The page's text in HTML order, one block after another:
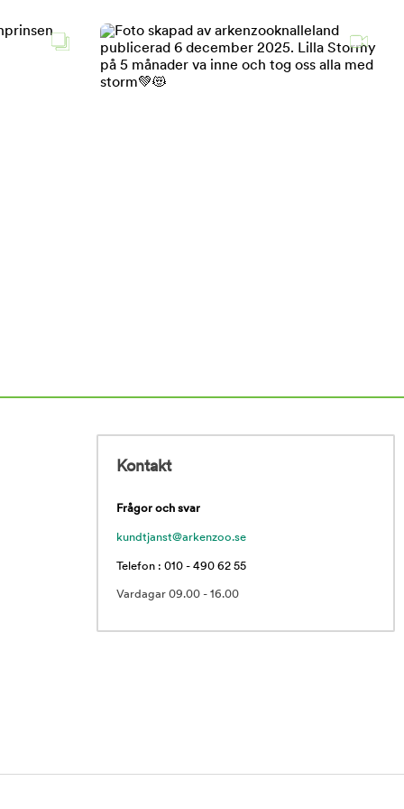
Kontakt
Frågor och svar
kundtjanst@arkenzoo.se
Telefon : 010 - 490 62 55
Vardagar 09.00 - 16.00